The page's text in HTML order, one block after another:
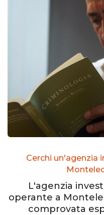
Cerchi un'agenzia
L'agenzia
operante a
comprovata